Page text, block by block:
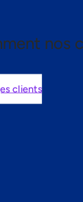
nos
clients